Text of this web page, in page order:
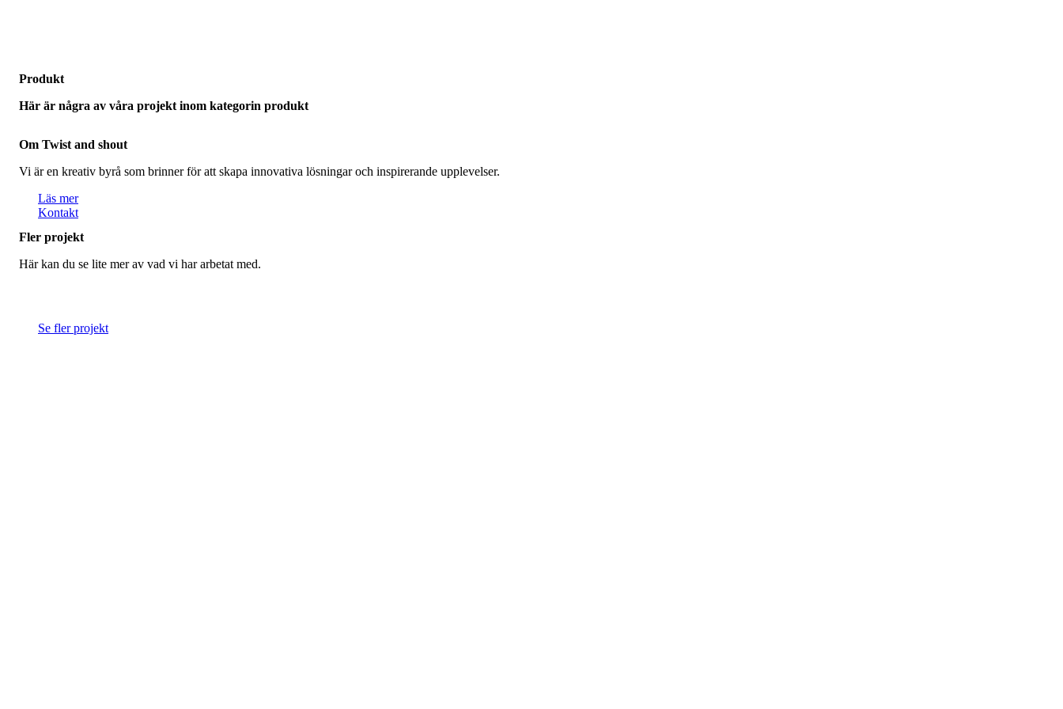
Produkt
Här är några av våra projekt inom kategorin produkt
Om Twist and shout
Vi är en kreativ byrå som brinner för att skapa innovativa lösningar och inspirerande upplevelser.
Läs mer
Kontakt
Fler projekt
Här kan du se lite mer av vad vi har arbetat med.
Se fler projekt